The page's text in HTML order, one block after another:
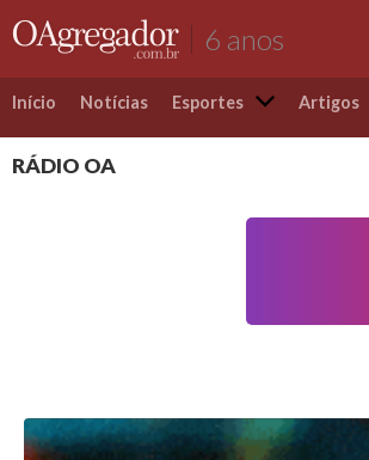
6 anos
Início Notícias Esportes Artigos
RÁDIO OA